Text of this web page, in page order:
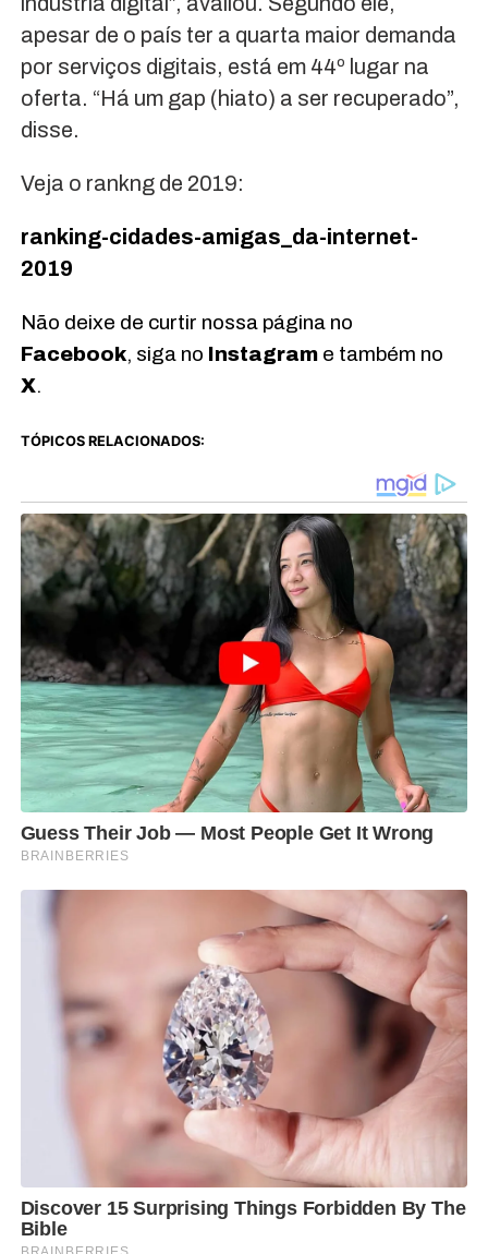
apesar de o país ter a quarta maior demanda
por serviços digitais, está em 44º lugar na
oferta. “Há um gap (hiato) a ser recuperado”,
disse.
Veja o rankng de 2019:
ranking-cidades-amigas_da-internet-
2019
Não deixe de curtir nossa página no
Facebook, siga no Instagrame também no
X.
TÓPICOS RELACIONADOS: